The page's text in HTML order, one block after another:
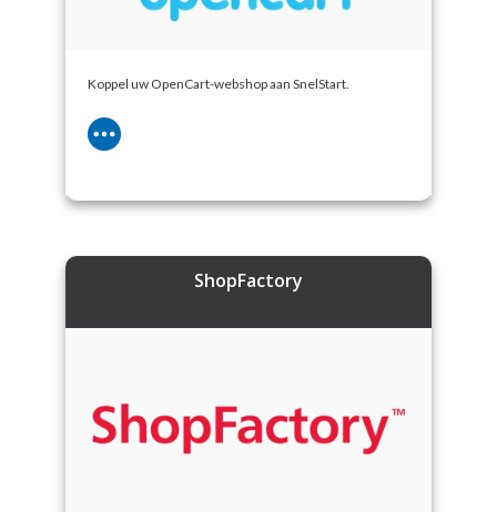
Koppel uw OpenCart-webshop aan SnelStart.
ShopFactory